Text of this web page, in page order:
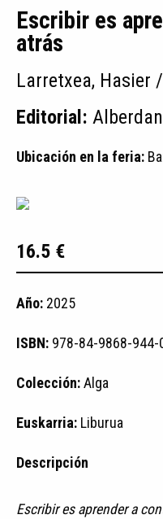
Escribir es
atrás
Larretxea, Hasier
Editorial:
Ubicación en la feria:
16.5 €
Año: 2025
ISBN: 978-84-9868-944-
Colección:Alga
Euskarria: Liburua
Descripción
Escribir es aprender a